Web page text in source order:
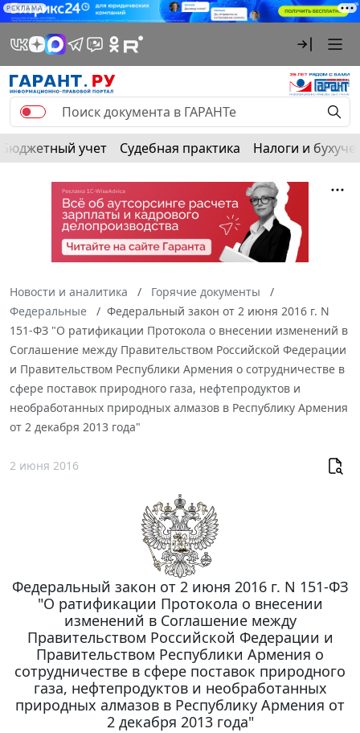
РЕКЛАМА
Бюджетный учет Судебная практика Налоги и
Новости и аналитика
Горячие документы
Федеральные
Федеральный закон от 2 июня 2016 г. N
151-ФЗ "О ратификации Протокола о внесении изменений в
Соглашение между Правительством Российской Федерации
и Правительством Республики Армения о сотрудничестве в
сфере поставок природного газа, нефтепродуктов и
необработанных природных алмазов в Республику Армения
от 2 декабря 2013 года"
2 июня 2016
Федеральный закон от 2 июня 2016 г. N 151-ФЗ
"О ратификации Протокола о внесении
изменений в Соглашение между
Правительством Российской Федерации и
Правительством Республики Армения о
сотрудничестве в сфере поставок природного
газа, нефтепродуктов и необработанных
природных алмазов в Республику Армения от
2 декабря 2013 года"